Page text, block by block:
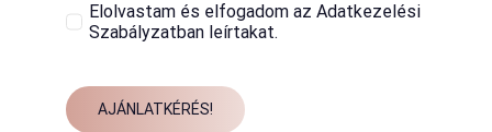
Elolvastam és elfogadom az Adatkezelési
Szabályzatban leírtakat.
AJÁNLATKÉRÉS!